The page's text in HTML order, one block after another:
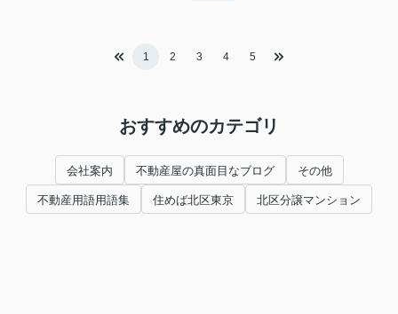
1 2 3 4 5
おすすめのカテゴリ
会社案内 不動産屋の真面目なブログ その他
不動産用語用語集 住めば北区東京 北区分譲マンション